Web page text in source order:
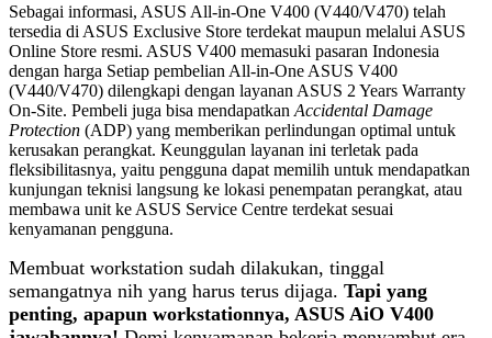
Sebagai informasi, ASUS All-in-One V400 (V440/V470) telah
tersedia di ASUS Exclusive Store terdekat maupun melalui ASUS
Online Store resmi. ASUS V400 memasuki pasaran Indonesia
dengan harga Setiap pembelian All-in-One ASUS V400
(V440/V470) dilengkapi dengan layanan ASUS 2 Years Warranty
On-Site. Pembeli juga bisa mendapatkan Accidental Damage
Protection (ADP) yang memberikan perlindungan optimal untuk
kerusakan perangkat. Keunggulan layanan ini terletak pada
fleksibilitasnya, yaitu pengguna dapat memilih untuk mendapatkan
kunjungan teknisi langsung ke lokasi penempatan perangkat, atau
membawa unit ke ASUS Service Centre terdekat sesuai
kenyamanan pengguna.
Membuat workstation sudah dilakukan, tinggal
semangatnya nih yang harus terus dijaga. Tapi yang
penting, apapun workstationnya, ASUS AiO V400